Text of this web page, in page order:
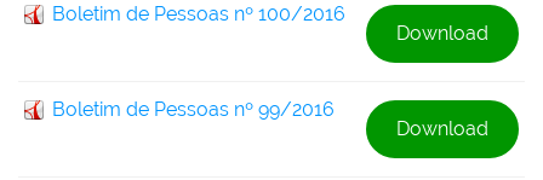
Boletim de Pessoas nº 100/2016
Download
Boletim de Pessoas nº 99/2016
Download